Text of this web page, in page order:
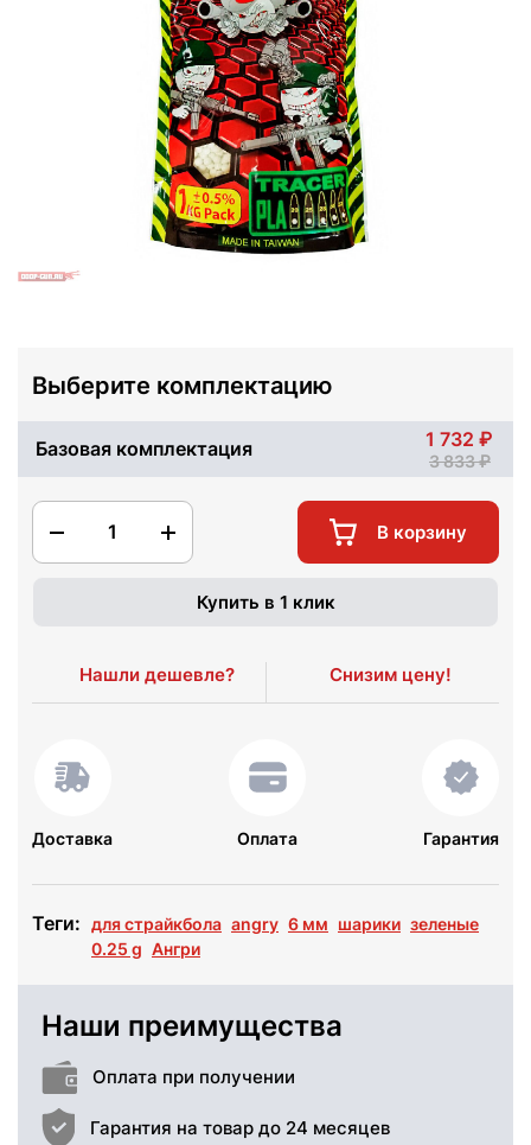
Выберите комплектацию
Базовая комплектация 1 732
3 833
1 В корзину
Купить в 1 клик
Нашли дешевле? Снизим цену!
Доставка Оплата Гарантия
Теги: для страйкбола angry 6 мм шарики зеленые
0.25 g Ангри
Наши преимущества
Оплата при получении
Гарантия на товар до 24 месяцев